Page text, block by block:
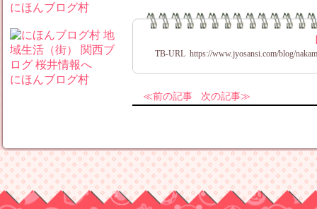
TB-URL https://www.jyosansi.com/blog/
前の記事 次の記事
にほんブログ村
にほんブログ村